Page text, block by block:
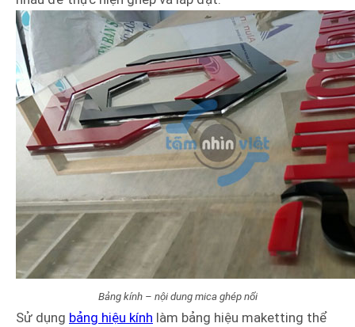
Bảng kính – nội dung mica ghép nổi
Sử dụng bảng hiệu kính làm bảng hiệu maketting thể